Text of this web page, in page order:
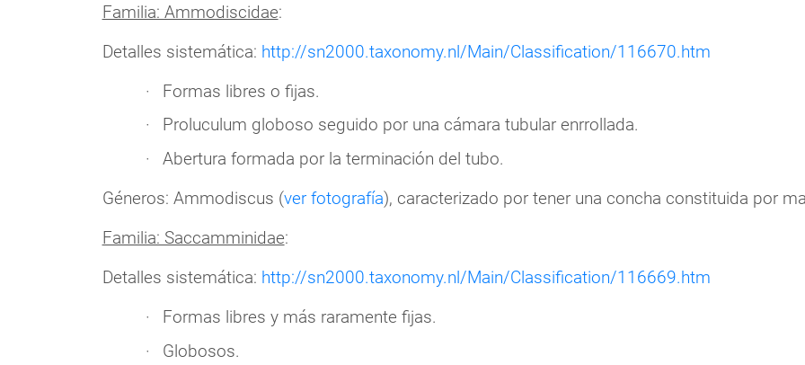
Familia: Ammodiscidae:
Detalles sistemática: http://sn2000.taxonomy.nl/Main/Classification/116670.htm
Formas libres o fijas.
Proluculum globoso seguido por una cámara tubular enrrollada.
Abertura formada por la terminación del tubo.
Géneros: Ammodiscus (ver fotografía), caracterizado por tener una concha constituida por
Familia: Saccamminidae:
Detalles sistemática: http://sn2000.taxonomy.nl/Main/Classification/116669.htm
Formas libres y más raramente fijas.
Globosos.